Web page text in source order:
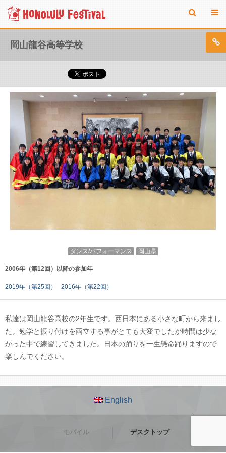
岡山龍谷高等学校
ダンス/パフォーマンス 岡山県
2006年（第12回）以降の参加年
2019年（第25回） 2016年（第22回）
私達は岡山龍谷高校の2年生です。西日本にある小さな町から来まし
た。勉学と振り付けを両立する事がとても大変でしたが時間は少な
かった中で練習してきました。日本の踊りを一生懸命踊りますので
楽しんでください。
English
モバイル デスクトップ